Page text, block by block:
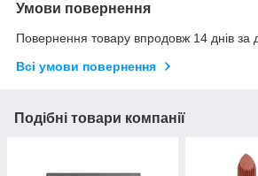
Умови повернення
Повернення товару впродовж 14 днів за
Всі умови повернення
Подібні товари компанії